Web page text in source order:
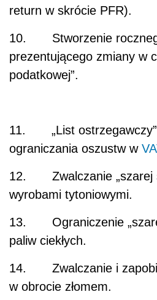
return w skrócie PFR).
10. Stworzenie
prezentującego zmiany w
podatkowej”.
11. „List ostrzegawczy”
ograniczania oszustw w
12. Zwalczanie „szarej
wyrobami tytoniowymi.
13. Ograniczenie
paliw ciekłych.
14. Zwalczanie i
w obrocie złomem.